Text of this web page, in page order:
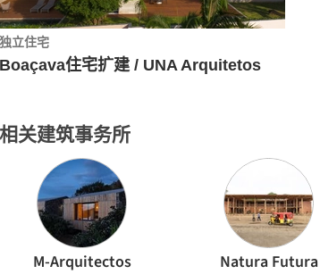
独立住宅
Boaçava住宅扩建 / UNA Arquitetos
相关建筑事务所
M-Arquitectos Natura Futura